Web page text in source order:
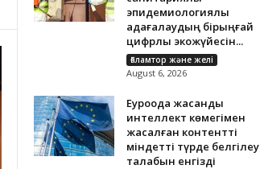
эпидемиологиялық
қадағалаудың бірыңғай
цифрлық экожүйесін...
Ғаламтор және желі
August 6, 2026
Еуроодақ жасанды
интеллект көмегімен
жасалған контентті
міндетті түрде белгілеу
талабын енгізді